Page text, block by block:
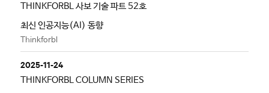
THINKFORBL 사보 기술 파트 52호
최신 인공지능(AI) 동향
Thinkforbl
2025-11-24
THINKFORBL COLUMN SERIES